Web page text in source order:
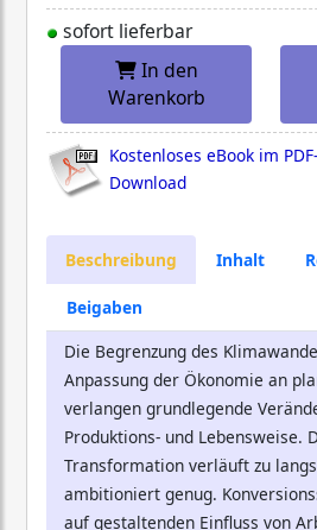
sofort lieferbar
In den
Warenkorb
Kostenloses eBook im
Download
Beschreibung Inhalt
Beigaben
Die Begrenzung des
Anpassung der Ökonomie an
verlangen grundlegende
Produktions- und Lebensweise.
Transformation verläuft zu
ambitioniert genug.
auf gestaltenden Einfluss von